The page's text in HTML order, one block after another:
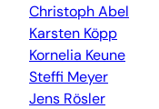
Christoph Abel
Karsten Köpp
Kornelia Keune
Steffi Meyer
Jens Rösler